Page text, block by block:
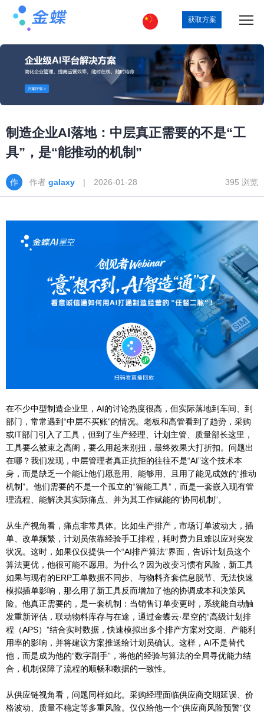
获取方案
制造企业AI落地：中层真正需要的不是“工
具”，是“能推动的机制”
作者 galaxy | 2026-01-28 395 浏览
在不少中型制造企业里，AI的讨论热度很高，但实际落地到车间、到
部门，常常遇到“中层不买账”的情况。老板和高管看到了趋势，采购
或IT部门引入了工具，但到了生产经理、计划主管、质量部长这里，
工具要么被束之高阁，要么用起来别扭，最终效果大打折扣。问题出
在哪？我们发现，中层管理者真正抗拒的往往不是“AI”这个技术本
身，而是缺乏一个能让他们愿意用、能够用、且用了能见成效的“推动
机制”。他们需要的不是一个孤立的“智能工具”，而是一套嵌入现有管
理流程、能解决其实际痛点、并为其工作赋能的“协同机制”。
从生产视角看，痛点非常具体。比如生产排产，市场订单波动大，插
单、改单频繁，计划员依靠经验手工排程，耗时费力且难以应对突发
状况。这时，如果仅仅提供一个“AI排产算法”界面，告诉计划员这个
算法更优，他很可能不愿用。为什么？因为改变习惯有风险，新工具
如果与现有的ERP工单数据不同步、与物料齐套信息脱节、无法快速
模拟插单影响，那么用了新工具反而增加了他的协调成本和决策风
险。他真正需要的，是一套机制：当销售订单变更时，系统能自动触
发重新评估，联动物料库存与在途，通过金蝶云·星空的“高级计划排
程（APS）”结合实时数据，快速模拟出多个排产方案对交期、产能利
用率的影响，并将建议方案推送给计划员确认。这样，AI不是替代
他，而是成为他的“数字副手”，将他的经验与算法的全局寻优能力结
合，机制保障了流程的顺畅和数据的一致性。
从供应链视角看，问题同样如此。采购经理面临供应商交期延误、价
格波动、质量不稳定等多重风险。仅仅给他一个“供应商风险预警”仪